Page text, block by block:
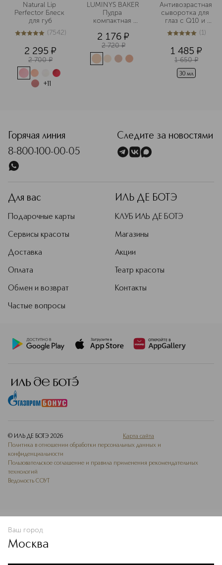
Natural Lip
Perfector Блеск
для губ
5из 57542 (7542)
2 295 ¤
2 700 ¤
+11
LUMINYS BAKER
Пудра
компактная
2 176 ¤
2 720 ¤
Антивозрастная
сыворотка для
глаз с Q10 и
витамином С
5из 51 (1)
1 485 ¤
1 650 ¤
30 мл
В КОРЗИНУ
Горячая линия
8-800-100-00-05
Следите за новостями
Для вас
Подарочные карты
Сервисы красоты
Доставка
Оплата
Обмен и возврат
Частые вопросы
ИЛЬ ДЕ БОТЭ
КЛУБ ИЛЬ ДЕ БОТЭ
Магазины
Акции
Театр красоты
Контакты
© ИЛЬ ДЕ БОТЭ 2026
Карта сайта
Политика в отношении обработки персональных данных и
конфиденциальности
Пользовательское соглашение и правила применения рекомендательных
технологий
Ведомость СОУТ
Ваш город
Москва